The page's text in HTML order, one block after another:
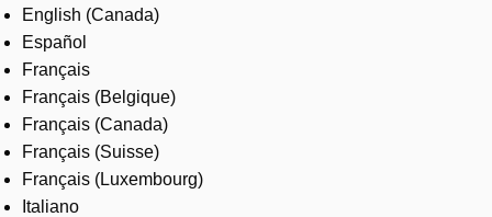
English (Canada)
Español
Français
Français (Belgique)
Français (Canada)
Français (Suisse)
Français (Luxembourg)
Italiano